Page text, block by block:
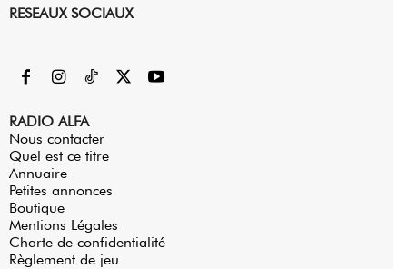
RESEAUX SOCIAUX
RADIO ALFA
Nous contacter
Quel est ce titre
Annuaire
Petites annonces
Boutique
Mentions Légales
Charte de confidentialité
Règlement de jeu